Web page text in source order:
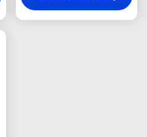
l'épaisseur d'Iron Man